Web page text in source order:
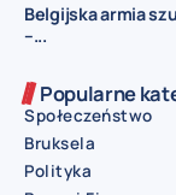
Belgijska armia
–...
Popularne
Społeczeństwo
Bruksela
Polityka